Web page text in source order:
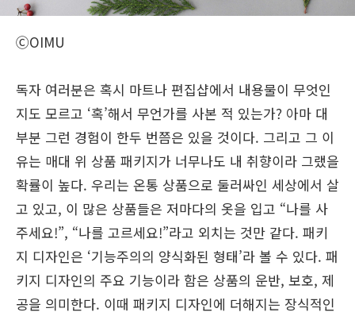
ⒸOIMU
독자 여러분은 혹시 마트나 편집샵에서 내용물이 무엇인
지도 모르고 ‘혹’해서 무언가를 사본 적 있는가? 아마 대
부분 그런 경험이 한두 번쯤은 있을 것이다. 그리고 그 이
유는 매대 위 상품 패키지가 너무나도 내 취향이라 그랬을
확률이 높다. 우리는 온통 상품으로 둘러싸인 세상에서 살
고 있고, 이 많은 상품들은 저마다의 옷을 입고 “나를 사
주세요!”, “나를 고르세요!”라고 외치는 것만 같다. 패키
지 디자인은 ‘기능주의의 양식화된 형태’라 볼 수 있다. 패
키지 디자인의 주요 기능이라 함은 상품의 운반, 보호, 제
공을 의미한다. 이때 패키지 디자인에 더해지는 장식적인